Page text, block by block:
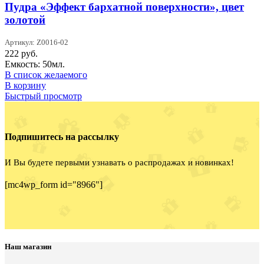
Пудра «Эффект бархатной поверхности», цвет
золотой
Артикул: Z0016-02
222 руб.
Емкость: 50мл.
В список желаемого
В корзину
Быстрый просмотр
Подпишитесь на рассылку
И Вы будете первыми узнавать о распродажах и новинках!
[mc4wp_form id="8966"]
Наш магазин